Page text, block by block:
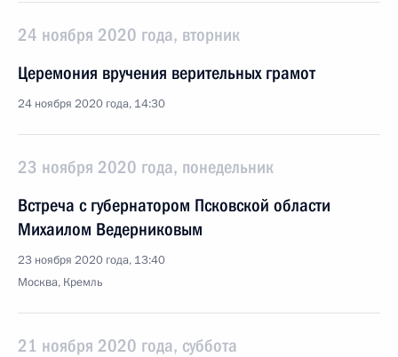
24 ноября 2020 года, вторник
Церемония вручения верительных грамот
24 ноября 2020 года, 14:30
23 ноября 2020 года, понедельник
Встреча с губернатором Псковской области
Михаилом Ведерниковым
23 ноября 2020 года, 13:40
Москва, Кремль
21 ноября 2020 года, суббота